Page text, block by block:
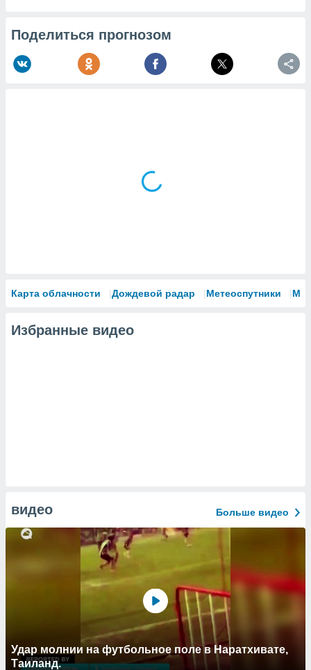
Поделиться прогнозом
Карта облачности Дождевой радар Метеоспутники
Избранные видео
видео Больше видео
Удар молнии на футбольное поле в Наратхивате,
Таиланд.